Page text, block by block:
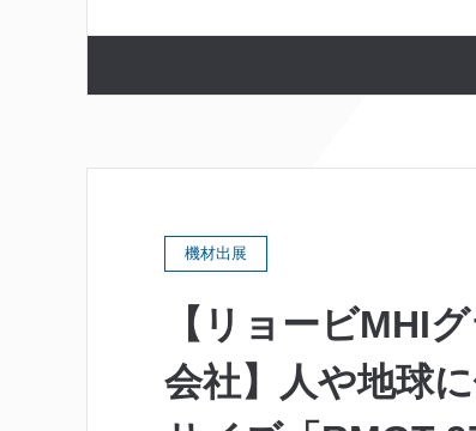
機材出展
【リョービMHI
会社】人や地球